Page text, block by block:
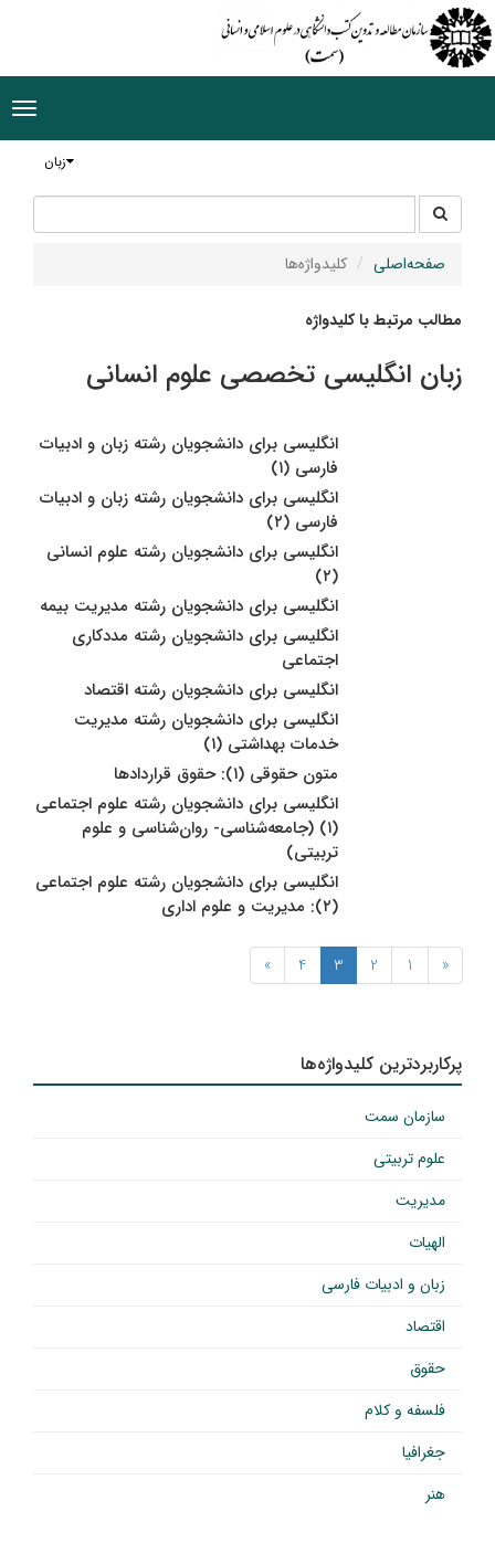
زبان
جستجو
در
سایت
صفحه‌اصلی کلیدواژه‌ها
مطالب مرتبط با کلیدواژه
زبان انگلیسی تخصصی علوم انسانی
انگلیسی‌ برای‌ دانشجویان‌ رشته زبان و ادبیات
فارسی (۱)
انگلیسى براى دانشجویان رشته زبان و ادبیات
فارسى (۲)
انگلیسى براى دانشجویان رشته علوم انسانى
(۲)
انگلیسی برای دانشجویان رشته مدیریت بیمه
انگلیسی برای دانشجویان رشته مددکاری
اجتماعی
انگلیسى براى دانشجویان رشته اقتصاد
انگلیسی برای دانشجویان رشته مدیریت
خدمات بهداشتی (۱)
متون حقوقى (۱): حقوق قراردادها
انگلیسى براى دانشجویان رشته علوم اجتماعى
(۱) (جامعه‌شناسی- روان‌شناسی و علوم
تربیتی)
انگلیسی برای دانشجویان رشته علوم اجتماعی
(۲): مدیریت و علوم اداری
«
1
2
3
4
»
پرکاربردترین کلیدواژه‌ها
سازمان سمت
علوم تربیتی
مدیریت
الهیات
زبان و ادبیات فارسی
اقتصاد
حقوق
فلسفه و کلام
جغرافیا
هنر